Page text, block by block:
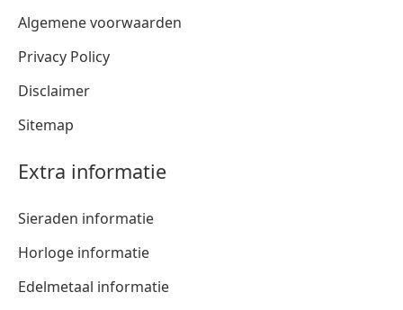
Algemene voorwaarden
Privacy Policy
Disclaimer
Sitemap
Extra informatie
Sieraden informatie
Horloge informatie
Edelmetaal informatie